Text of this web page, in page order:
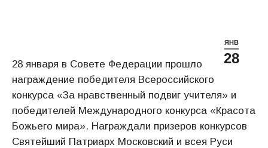
ЯНВ
28
28 января в Совете Федерации прошло
награждение победителя Всероссийского
конкурса «За нравственный подвиг учителя» и
победителей Международного конкурса «Красота
Божьего мира». Награждали призеров конкурсов
Святейший Патриарх Московский и всея Руси